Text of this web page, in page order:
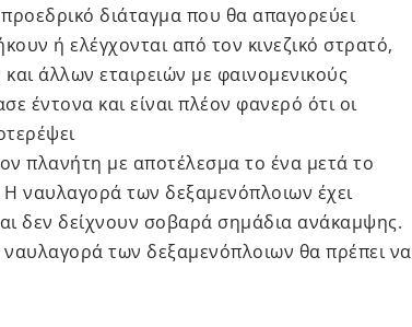
διάταγμα που θα απαγορεύει
ή ελέγχονται από τον κινεζικό στρατό,
άλλων εταιρειών με φαινομενικούς
έντονα και είναι πλέον φανερό ότι οι
πλανήτη με αποτέλεσμα το ένα μετά το
ναυλαγορά των δεξαμενόπλοιων έχει
δεν δείχνουν σοβαρά σημάδια ανάκαμψης.
ναυλαγορά των δεξαμενόπλοιων θα πρέπει να